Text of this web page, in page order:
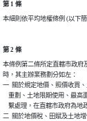
第 1 條
第 2 條
本條例第二條所定直轄市政府
時，其主辦業務劃分如左：
一  關於規定地價、照價收買
重劃、土地限期使用、最
繫處理，在直轄市政府為地
二  關於地價稅、田賦及土地